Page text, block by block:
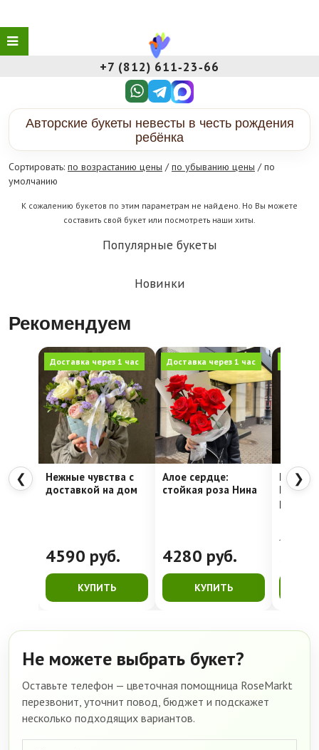
+7 (812) 611‑23‑66
Авторские букеты невесты в честь рождения
ребёнка
Сортировать: по возрастанию цены /по убыванию цены / по
умолчанию
К сожалению букетов по этим параметрам не найдено. Но Вы можете
составить свой букет или посмотреть наши хиты.
Популярные букеты
Новинки
Рекомендуем
❮
Доставка через 1 час
Нежные чувства с
доставкой на дом
4590 руб.
КУПИТЬ
Доставка через 1 час
Алое сердце:
стойкая роза Нина
4280 руб.
КУПИТЬ
Недели
4762
❯
Не можете выбрать букет?
Оставьте телефон — цветочная помощница RoseMarkt
перезвонит, уточнит повод, бюджет и подскажет
несколько подходящих вариантов.